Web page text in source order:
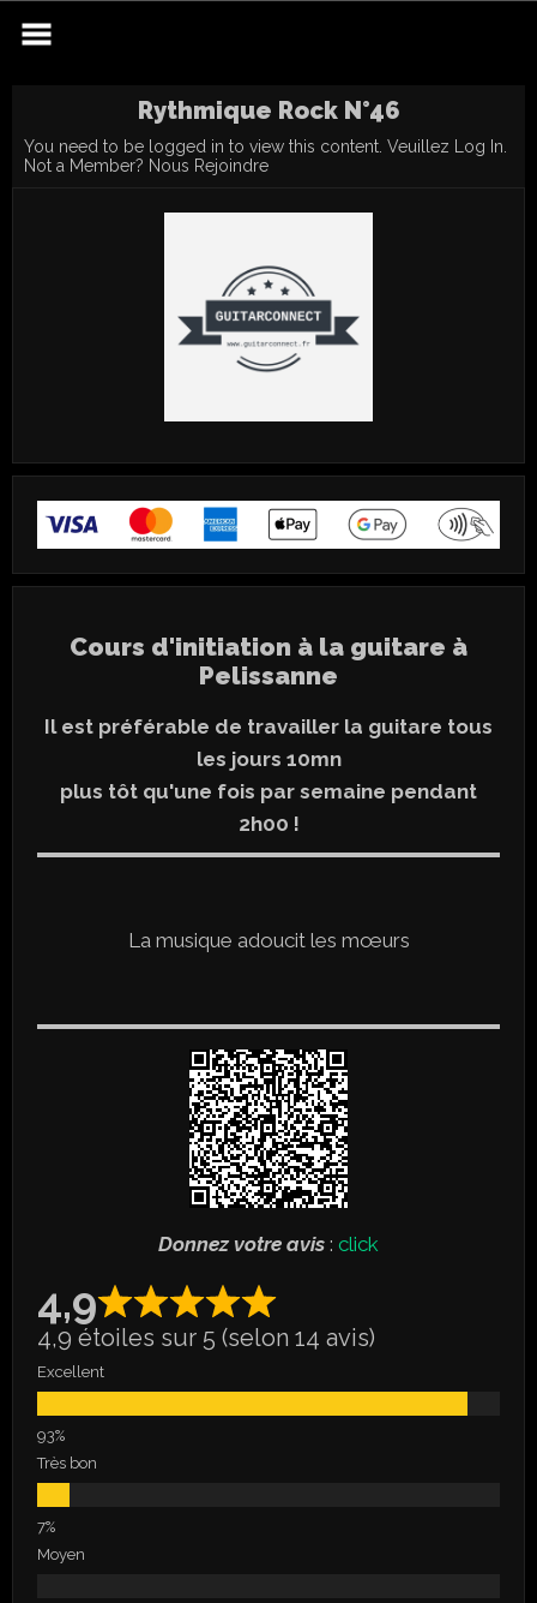
content
Rythmique Rock N°46
You need to be logged in to view this content. Veuillez Log In
Not a Member? Nous Rejoindre
Cours d'initiation à la guitare à
Pelissanne
Il est préférable de travailler la guitare tous
les jours 10mn
plus tôt qu'une fois par semaine pendant
2h00 !
La musique adoucit les mœurs
Donnez votre avis : click
4,9
4,9 étoiles sur 5 (selon 14 avis)
Excellent
Très bon
Moyen